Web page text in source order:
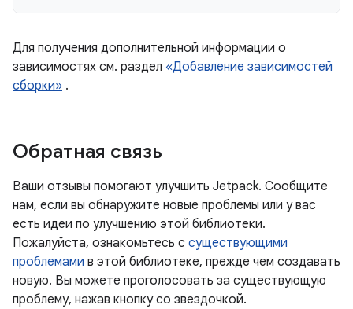
Для получения дополнительной информации о
зависимостях см. раздел «Добавление зависимостей
сборки» .
Обратная связь
Ваши отзывы помогают улучшить Jetpack. Сообщите
нам, если вы обнаружите новые проблемы или у вас
есть идеи по улучшению этой библиотеки.
Пожалуйста, ознакомьтесь с существующими
проблемами в этой библиотеке, прежде чем создавать
новую. Вы можете проголосовать за существующую
проблему, нажав кнопку со звездочкой.